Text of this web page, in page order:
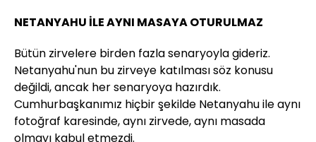
NETANYAHU İLE AYNI MASAYA OTURULMAZ
Bütün zirvelere birden fazla senaryoyla gideriz.
Netanyahu'nun bu zirveye katılması söz konusu
değildi, ancak her senaryoya hazırdık.
Cumhurbaşkanımız hiçbir şekilde Netanyahu ile aynı
fotoğraf karesinde, aynı zirvede, aynı masada
olmayı kabul etmezdi.